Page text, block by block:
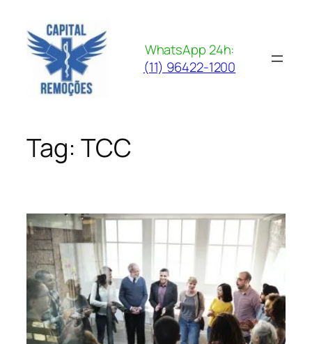
para
conteúdo
WhatsApp 24h:
(11) 96422-1200
Tag: TCC